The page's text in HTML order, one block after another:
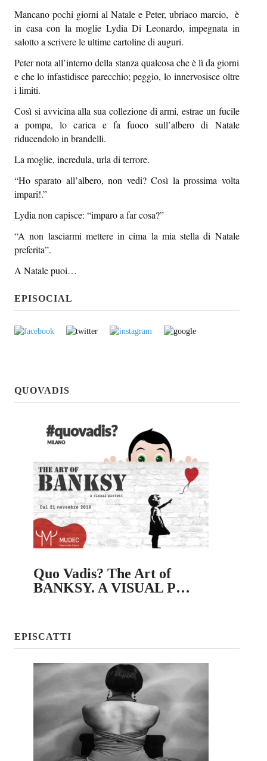
Editoriale
Open
Asteri
Episcatti
Epikastron
Epillole
Mancano pochi giorni al Natale e Peter, ubriaco marcio, è
in casa con la moglie Lydia Di Leonardo, impegnata in
salotto a scrivere le ultime cartoline di auguri.
Peter nota all’interno della stanza qualcosa che è lì da giorni
e che lo infastidisce parecchio; peggio, lo innervosisce oltre
i limiti.
Così si avvicina alla sua collezione di armi, estrae un fucile
a pompa, lo carica e fa fuoco sull’albero di Natale
riducendolo in brandelli.
La moglie, incredula, urla di terrore.
“Ho sparato all’albero, non vedi? Così la prossima volta
impari!.”
Lydia non capisce: “imparo a far cosa?”
“A non lasciarmi mettere in cima la mia stella di Natale
preferita”.
A Natale puoi…
EPISOCIAL
QUOVADIS
Quo Vadis? The Art of
BANKSY. A VISUAL P…
EPISCATTI